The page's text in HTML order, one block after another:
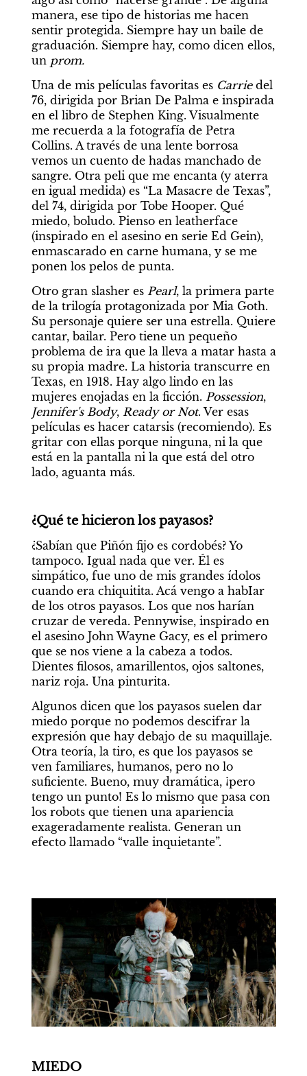
manera, ese tipo de historias me hacen
sentir protegida. Siempre hay un baile de
graduación. Siempre hay, como dicen ellos,
un prom.
Una de mis películas favoritas es Carrie del
76, dirigida por Brian De Palma e inspirada
en el libro de Stephen King. Visualmente
me recuerda a la fotografía de Petra
Collins. A través de una lente borrosa
vemos un cuento de hadas manchado de
sangre. Otra peli que me encanta (y aterra
en igual medida) es “La Masacre de Texas”,
del 74, dirigida por Tobe Hooper. Qué
miedo, boludo. Pienso en leatherface
(inspirado en el asesino en serie Ed Gein),
enmascarado en carne humana, y se me
ponen los pelos de punta.
Otro gran slasher es Pearl, la primera parte
de la trilogía protagonizada por Mia Goth.
Su personaje quiere ser una estrella. Quiere
cantar, bailar. Pero tiene un pequeño
problema de ira que la lleva a matar hasta a
su propia madre. La historia transcurre en
Texas, en 1918. Hay algo lindo en las
mujeres enojadas en la ficción. Possession
Jennifer's Body, Ready or Not. Ver esas
películas es hacer catarsis (recomiendo). Es
gritar con ellas porque ninguna, ni la que
está en la pantalla ni la que está del otro
lado, aguanta más.
¿Qué te hicieron los payasos?
¿Sabían que Piñón fijo es cordobés? Yo
tampoco. Igual nada que ver. Él es
simpático, fue uno de mis grandes ídolos
cuando era chiquitita. Acá vengo a habIar
de los otros payasos. Los que nos harían
cruzar de vereda. Pennywise, inspirado en
el asesino John Wayne Gacy, es el primero
que se nos viene a la cabeza a todos.
Dientes filosos, amarillentos, ojos saltones,
nariz roja. Una pinturita.
Algunos dicen que los payasos suelen dar
miedo porque no podemos descifrar la
expresión que hay debajo de su maquillaje.
Otra teoría, la tiro, es que los payasos se
ven familiares, humanos, pero no lo
suficiente. Bueno, muy dramática, ¡pero
tengo un punto! Es lo mismo que pasa con
los robots que tienen una apariencia
exageradamente realista. Generan un
efecto llamado “valle inquietante”.
MIEDO